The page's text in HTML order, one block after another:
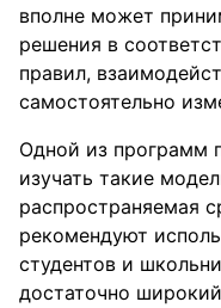
вполне может
решения в
правил,
самостоятельно
Одной из программ
изучать такие
распространяемая
рекомендуют
студентов и
достаточно